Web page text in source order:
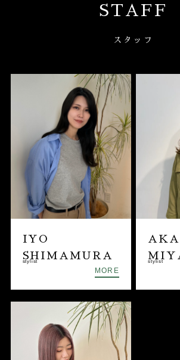
STAFF
スタッフ
IYO
SHIMAMURA
stylist
MORE
stylist